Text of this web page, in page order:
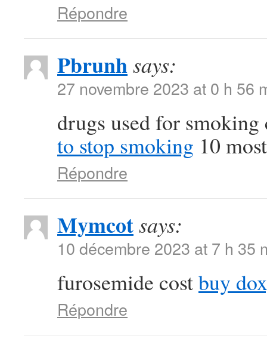
Répondre
Pbrunhsays:
27 novembre 2023 at 0 h 56
drugs used for
to stop smoking 10
Répondre
Mymcotsays:
10 décembre 2023 at 7 h 35
furosemide costbuy
Répondre